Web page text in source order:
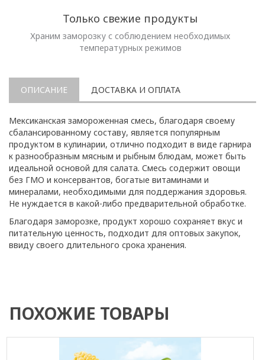
Только свежие продукты
Храним заморозку с соблюдением необходимых
температурных режимов
ОПИСАНИЕ ДОСТАВКА И ОПЛАТА
Мексиканская замороженная смесь, благодаря своему
сбалансированному составу, является популярным
продуктом в кулинарии, отлично подходит в виде гарнира
к разнообразным мясным и рыбным блюдам, может быть
идеальной основой для салата. Смесь содержит овощи
без ГМО и консервантов, богатые витаминами и
минералами, необходимыми для поддержания здоровья.
Не нуждается в какой-либо предварительной обработке.
Благодаря заморозке, продукт хорошо сохраняет вкус и
питательную ценность, подходит для оптовых закупок,
ввиду своего длительного срока хранения.
ПОХОЖИЕ ТОВАРЫ